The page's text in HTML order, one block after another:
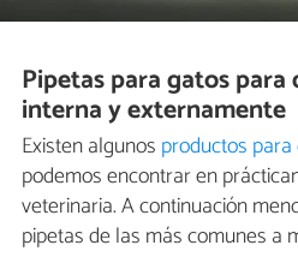
Pipetas para gatos para
interna y externamente
Existen algunos productos
podemos encontrar en
veterinaria. A continuación
pipetas de las más comunes a